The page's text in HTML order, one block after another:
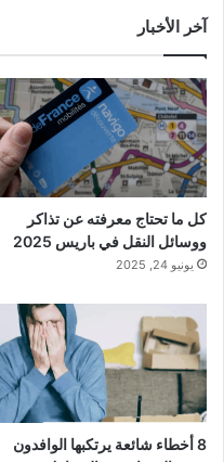
آخر الأخبار
كل ما تحتاج معرفته عن تذاكر
ووسائل النقل في باريس 2025
يونيو 24, 2025
8 أخطاء شائعة يرتكبها الوافدون